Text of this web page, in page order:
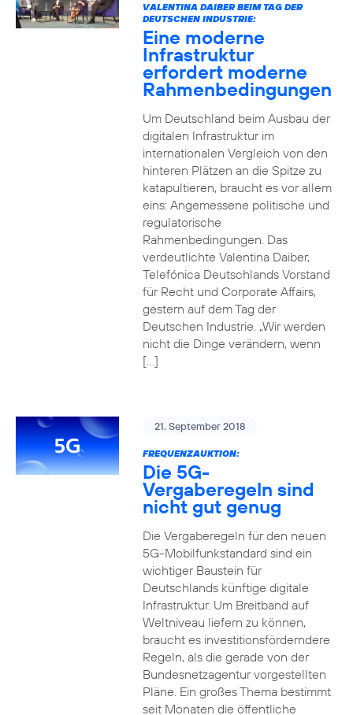
VALENTINA DAIBER BEIM TAG DER
DEUTSCHEN INDUSTRIE:
Eine moderne
Infrastruktur
erfordert moderne
Rahmenbedingungen
Um Deutschland beim Ausbau der
digitalen Infrastruktur im
internationalen Vergleich von den
hinteren Plätzen an die Spitze zu
katapultieren, braucht es vor allem
eins: Angemessene politische und
regulatorische
Rahmenbedingungen. Das
verdeutlichte Valentina Daiber,
Telefónica Deutschlands Vorstand
für Recht und Corporate Affairs,
gestern auf dem Tag der
Deutschen Industrie. „Wir werden
nicht die Dinge verändern, wenn
[…]
21. September 2018
FREQUENZAUKTION:
Die 5G-
Vergaberegeln sind
nicht gut genug
Die Vergaberegeln für den neuen
5G-Mobilfunkstandard sind ein
wichtiger Baustein für
Deutschlands künftige digitale
Infrastruktur. Um Breitband auf
Weltniveau liefern zu können,
braucht es investitionsförderndere
Regeln, als die gerade von der
Bundesnetzagentur vorgestellten
Pläne. Ein großes Thema bestimmt
seit Monaten die öffentliche